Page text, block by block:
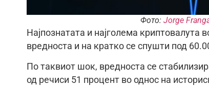
Фото: Jorge
Најпознатата и најголема криптовалута
вредноста и на кратко се спушти под
По таквиот шок, вредноста се
од речиси 51 процент во однос на